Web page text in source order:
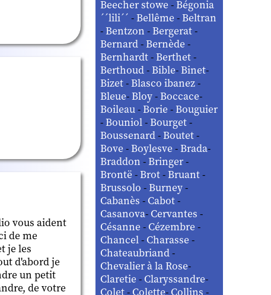
vous aident
de me
je les
d'abord je
un petit
de votre
Beecher stowe-Bégonia
´´lili´´-Bellême-Beltran
-Bentzon-Bergerat-
Bernard-Bernède-
Bernhardt-Berthet-
Berthoud-Bible-Binet-
Bizet-Blasco ibanez-
Bleue-Bloy-Boccace-
Boileau-Borie-Bouguier
-Bouniol-Bourget-
Boussenard-Boutet-
Bove-Boylesve-Brada-
Braddon-Bringer-
Brontë-Brot-Bruant-
Brussolo-Burney-
Cabanès- Cabot-
Casanova- Cervantes-
Césanne- Cézembre-
Chancel- Charasse-
Chateaubriand-
Chevalier à la Rose-
Claretie- Claryssandre-